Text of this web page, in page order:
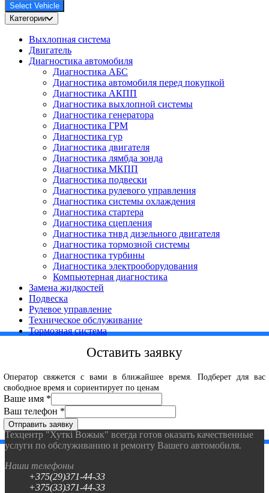
Select Vehicle
Категории
Выхлопная система
Двигатель
Диагностика автомобиля
Диагностика АБС
Диагностика автомобиля перед покупкой
Диагностика АКПП
Диагностика выхлопной системы
Диагностика генератора
Диагностика ГРМ
Диагностика гур
Диагностика двигателя
Диагностика лямбда зонда
Диагностика МКПП
Диагностика подвески
Диагностика рулевого управления
Диагностика системы охлаждения
Диагностика стартера
Диагностика сцепления
Диагностика тнвд дизельного двигателя
Диагностика тормозной системы
Диагностика турбины
Диагностика электрооборудования
Компьютерная диагностика
Замена жидкостей
Подвеска
Рулевое управление
Техническое обслуживание
Тормозная система
Оставить заявку
Оператор свяжется с вами в ближайшее время. Подберет для вас
свободное время и сориентирует по ценам
Ваше имя *
Ваш телефон *
Отправить заявку
Техцентр "Хуткi Вожык" всегда готов оказать качественные
услуги по обслуживанию и ремонту Вашего автомобиля.
Наши телефоны
+375(29)371-44-33
+375(33)371-44-33